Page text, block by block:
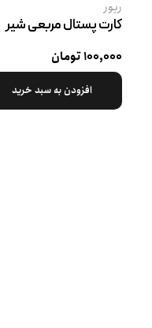
ریور
کارت پستال مربعی شیر
۱۰۰,۰۰۰ تومان
افزودن به سبد خرید